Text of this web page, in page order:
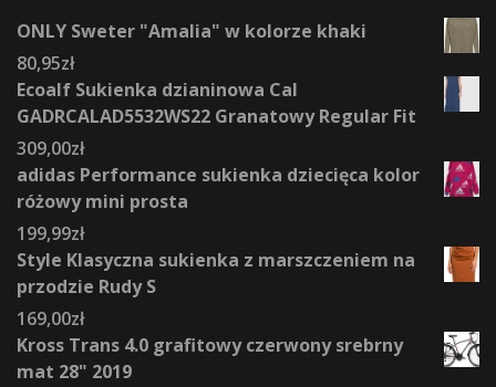
ONLY Sweter "Amalia" w kolorze khaki
80,95zł
Ecoalf Sukienka dzianinowa Cal
GADRCALAD5532WS22 Granatowy Regular Fit
309,00zł
adidas Performance sukienka dziecięca kolor
różowy mini prosta
199,99zł
Style Klasyczna sukienka z marszczeniem na
przodzie Rudy S
169,00zł
Kross Trans 4.0 grafitowy czerwony srebrny
mat 28" 2019